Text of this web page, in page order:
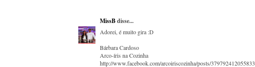
MissBdisse...
Adorei, é muito gira :D
Bárbara Cardoso
Arco-íris na Cozinha
http://www.facebook.com/arcoiriscozinha/posts/379792412055833